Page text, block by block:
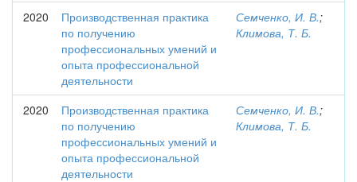
2020
Производственная практика
по получению
профессиональных умений и
опыта профессиональной
деятельности
Семченко, И. В.;
Климова, Т. Б.
2020
Производственная практика
по получению
профессиональных умений и
опыта профессиональной
деятельности
Семченко, И. В.;
Климова, Т. Б.